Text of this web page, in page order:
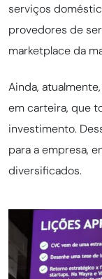
serviços
provedores de
marketplace da
Ainda,
em carteira, que
investimento.
para a empresa,
diversificados.